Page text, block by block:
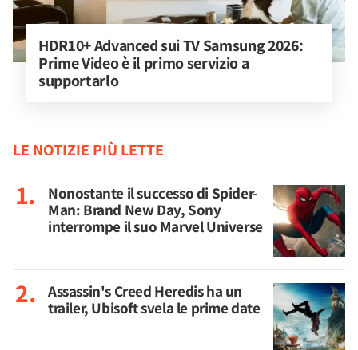
HDR10+ Advanced sui TV Samsung 2026:
Prime Video è il primo servizio a
supportarlo
LE NOTIZIE PIÙ LETTE
Nonostante il successo di Spider-
Man: Brand New Day, Sony
interrompe il suo Marvel Universe
Assassin's Creed Heredis ha un
trailer, Ubisoft svela le prime date